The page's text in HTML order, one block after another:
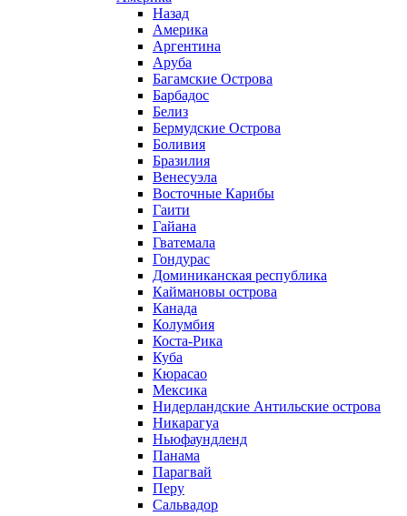
Назад
Америка
Аргентина
Аруба
Багамские Острова
Барбадос
Белиз
Бермудские Острова
Боливия
Бразилия
Венесуэла
Восточные Карибы
Гаити
Гайана
Гватемала
Гондурас
Доминиканская республика
Каймановы острова
Канада
Колумбия
Коста-Рика
Куба
Кюрасао
Мексика
Нидерландские Антильские острова
Никарагуа
Ньюфаундленд
Панама
Парагвай
Перу
Сальвадор